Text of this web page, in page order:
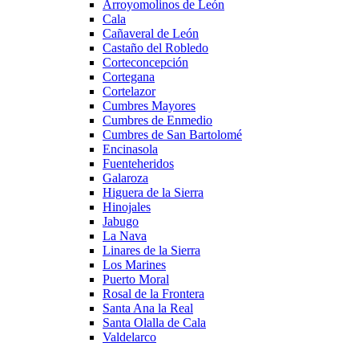
Arroyomolinos de León
Cala
Cañaveral de León
Castaño del Robledo
Corteconcepción
Cortegana
Cortelazor
Cumbres Mayores
Cumbres de Enmedio
Cumbres de San Bartolomé
Encinasola
Fuenteheridos
Galaroza
Higuera de la Sierra
Hinojales
Jabugo
La Nava
Linares de la Sierra
Los Marines
Puerto Moral
Rosal de la Frontera
Santa Ana la Real
Santa Olalla de Cala
Valdelarco